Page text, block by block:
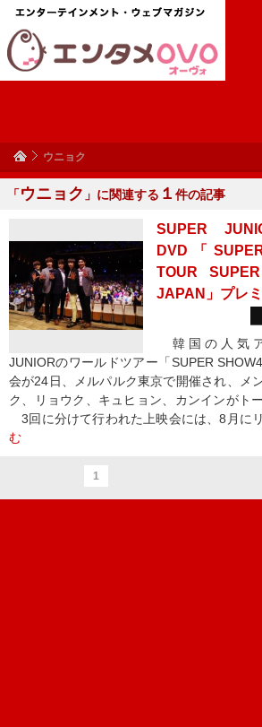
ウニョク
「ウニョク 」に関連する １ 件の記事
SUPER
DVD「
TOUR
JAPAN」プレ
韓国の人気
JUNIORのワールドツアー「SUPER
会が24日、メルパルク東京で開催され、メ
ク、リョウク、キュヒョン、カンインがト
3回に分けて行われた上映会には、8月に
む
1